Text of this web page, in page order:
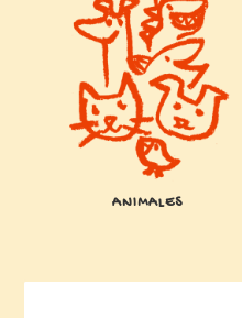
ANIMALES